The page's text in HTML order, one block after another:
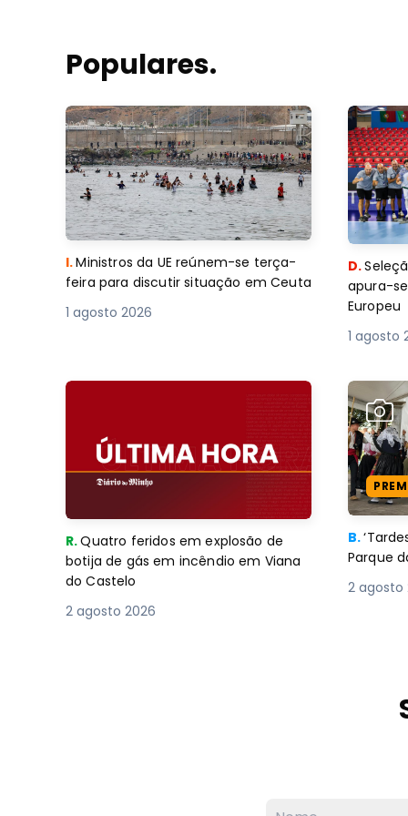
Populares.
I.Ministros da UE reúnem-se terça-
feira para discutir situação em Ceuta
1 agosto 2026
D.
apura-
Europeu
1 agosto
R.Quatro feridos em explosão de
botija de gás em incêndio em Viana
do Castelo
2 agosto 2026
B.
Parque
2 agosto